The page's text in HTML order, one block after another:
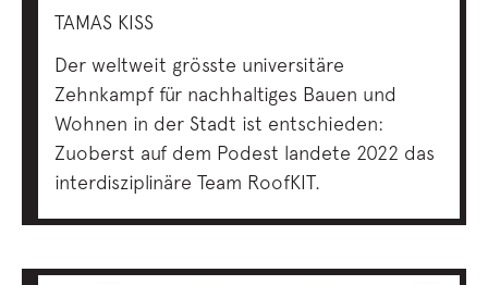
TAMAS KISS
Der weltweit grösste universitäre
Zehnkampf für nachhaltiges Bauen und
Wohnen in der Stadt ist entschieden:
Zuoberst auf dem Podest landete 2022 das
interdisziplinäre Team RoofKIT.